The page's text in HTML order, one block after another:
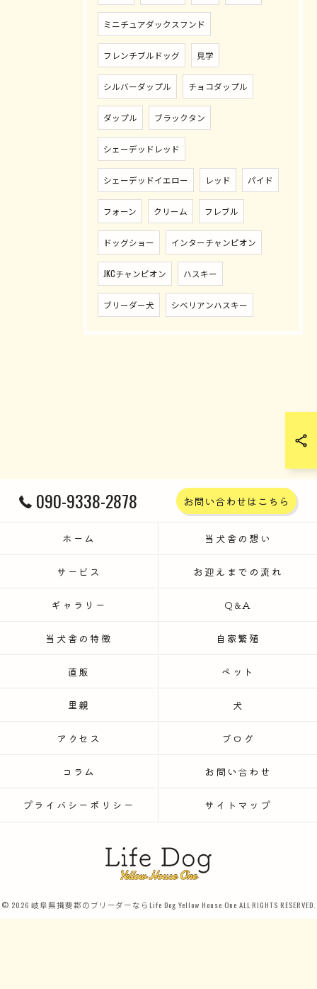
ミニチュアダックスフンド
フレンチブルドッグ 見学
シルバーダップル チョコダップル
ダップル ブラックタン
シェーデッドレッド
シェーデッドイエロー レッド パイド
フォーン クリーム フレブル
ドッグショー インターチャンピオン
JKCチャンピオン ハスキー
ブリーダー犬 シベリアンハスキー
090-9338-2878 お問い合わせはこちら
ホーム 当犬舎の想い
サービス お迎えまでの流れ
ギャラリー Q&A
当犬舎の特徴 自家繁殖
直販 ペット
里親 犬
アクセス ブログ
コラム お問い合わせ
プライバシーポリシー サイトマップ
© 2026 岐阜県揖斐郡のブリーダーならLife Dog Yellow House One ALL RIGHTS RESERVED.